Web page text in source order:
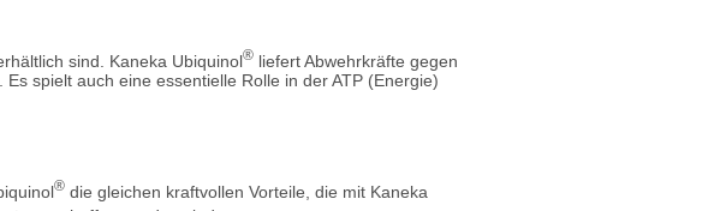
sind. Kaneka Ubiquinol® liefert Abwehrkräfte gegen
spielt auch eine essentielle Rolle in der ATP (Energie)
® die gleichen kraftvollen Vorteile, die mit Kaneka